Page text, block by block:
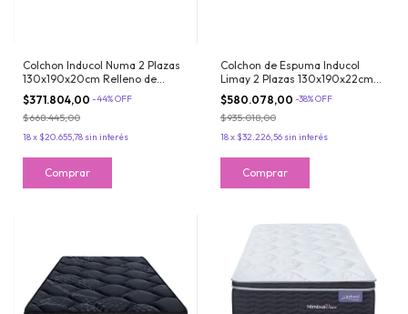
Colchon Inducol Numa 2 Plazas
130x190x20cm Relleno de
Espuma Tela de Jackard
Matelasseado
$371.804,00 -44%OFF
$668.445,00
18x $20.655,78 sin interés
Colchon de Espuma Inducol
Limay 2 Plazas 130x190x22cm
Espuma de Alta Densidad
Enrollado
$580.078,00 -38%OFF
$935.018,00
18x $32.226,56 sin interés